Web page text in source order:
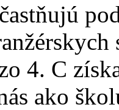
4. C
ako